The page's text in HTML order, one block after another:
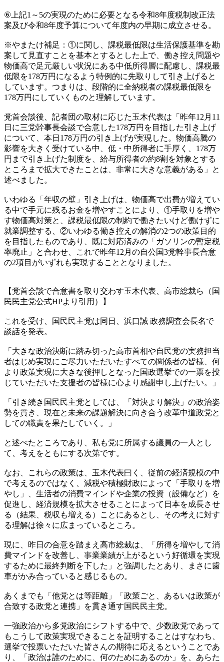
⑥上記1～5の実現のために必要となる令和8年度税制改正法
案及び令和8年度予算について年度内の早期に成立させる。
※やまたけ補足：①に関し、課税最低限は生活保護基準を勘
案して見直すことを基本とするとした上で、働き控え問題や
物価高で足元厳しい状況にある中低所得層に配慮し、課税最
低限を178万円になるよう特例的に先取りして引き上げると
しています。つまりは、段階的に全納税者の課税最低限を
178万円にしていくものと理解しています。
党首会談後、記者団の取材に応じた玉木代表は「昨年12月11
日に三党幹事長会談で合意した178万円を目指した引き上げ
について、本日178万円の引き上げが実現した。物価高騰の
影響を大きく受けている中、低・中所得者に手厚く、178万
円まで引き上げた制度を、給与所得者の約8割を対象とする
ところまで拡大できたことは、非常に大きな意義がある」と
述べました。
いわゆる「年収の壁」引き上げは、物価高で出費が増えてい
る中で手元に残るお金を増やすことにより、①手取りを増や
す物価高対策と、課税最低限の制約で働きたいけど働けずに
就業調整する、②いわゆる働き控えの解消の2つの政策目的
を目指したものであり、既に対応済みの「ガソリンの暫定税
率廃止」と合わせ、これで昨年12月の自公国3党幹事長合意
の2項目がいずれも実現することとなりました。
【党首会談で合意書を取り交わす玉木代表、高市総裁ら（国
民民主党公式HPより引用）】
これを受け、国民民主党は同日、浜口誠 政務調査会長名で
談話を発表。
「大きな政治決断に踏み切った高市首相や自民党の実務担当
者はじめ実現にご尽力いただいたすべての関係者の皆様、何
より政策実現に大きな後押しとなった国政選挙での一票を投
じていただいた支援者の皆様に心より感謝申し上げたい。」
「引き続き国民民主党としては、「対決より解決」の政治姿
勢を貫き、現在と未来の課題解決に向き合う改革中道政党と
しての職責を果たしていく。」
と述べたところであり、私も党に所属する議員の一人とし
て、考えをともにする次第です。
なお、これらの政策は、玉木代表曰く、従前の経済規模の中
で考えるのではなく、減税や積極財政によって「手取りを増
やし」、生活者の消費マインドや企業の投資（設備など）を
促進し、経済規模を拡大させることによって日本を成長させ
る（結果、税収も増える）ことにあるとし、その考えに対す
る理解は徐々に広まっているところ。
現に、昨日の合意を踏まえ高市総裁は、「所得を増やして消
費マインドを改善し、事業業績が上がるという好循環を実現
するために最終判断を下した」と強調したとあり、まさに歯
車がかみ合っていると感じるもの。
あくまでも「他党とは等距離」「政策ごと、あるいは政策が
合致する政党と連携」を貫き通す国民民主党。
一強政治から多党政治にシフトする中で、少数政党であって
もこうして政策実現できることを証明することはすなわち、
選挙で投票いただいた皆さんの期待に応えるということであ
り、「政治は誰のために、何のためにあるのか」を、あらた